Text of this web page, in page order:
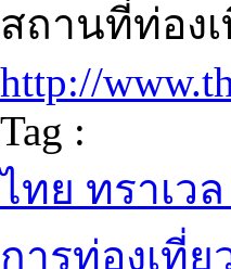
สถานที่ท่อง
http://
Tag :
ไทย ทราเวล
การท่องเที่ย